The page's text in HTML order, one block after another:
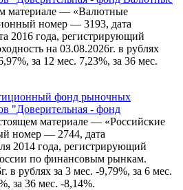
материале — «Валютные
номер — 3193, дата
2016 года, регистрирующий
на 03.08.2026г. в рублях
за 12 мес. 7,23%, за 36 мес.
фонд рыночных
"Доверительная - фонд
материале — «Российские
номер — 2744, дата
2014 года, регистрирующий
по финансовым рынкам.
в рублях за 3 мес. -9,79%, за 6 мес.
за 36 мес. -8,14%.